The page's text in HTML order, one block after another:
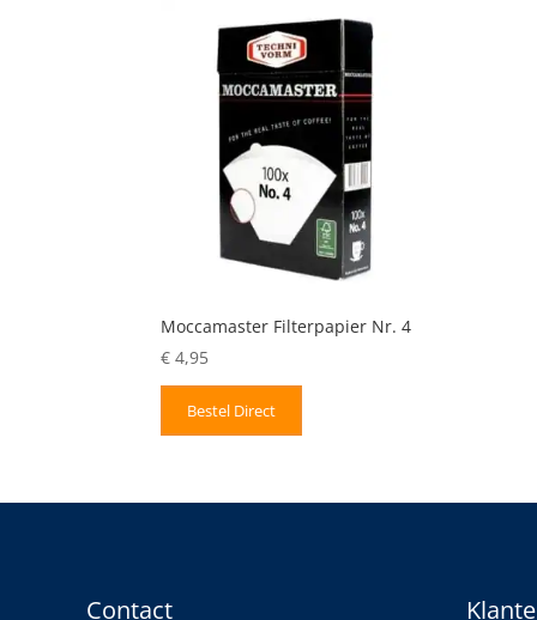
Moccamaster Filterpapier Nr. 4
€ 4,95
Bestel Direct
Contact